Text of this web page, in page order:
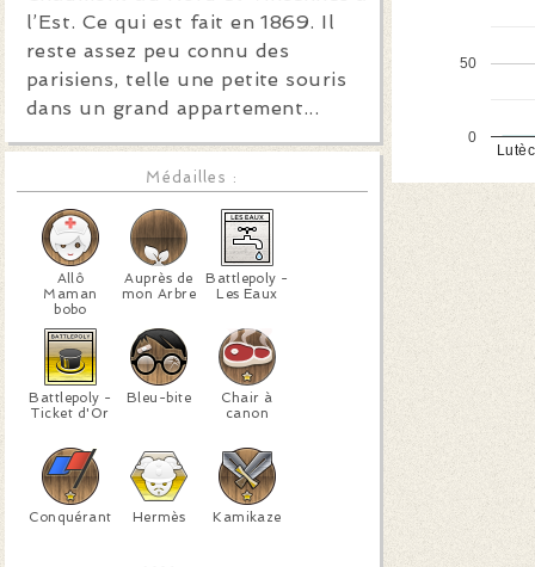
l’Est. Ce qui est fait en 1869. Il
reste assez peu connu des
parisiens, telle une petite souris
dans un grand appartement...
Médailles :
Allô
Maman
bobo
Auprès de
mon Arbre
Battlepoly -
Les Eaux
Battlepoly -
Ticket d'Or
Bleu-bite
Chair à
canon
Conquérant Hermès Kamikaze
0
50